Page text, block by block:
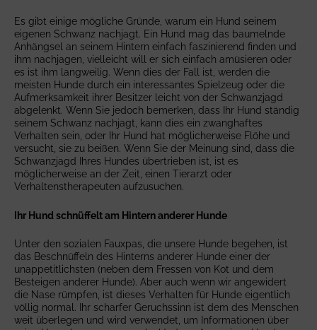
Es gibt einige mögliche Gründe, warum ein Hund seinem
eigenen Schwanz nachjagt. Ein Hund mag das baumelnde
Anhängsel an seinem Hintern einfach faszinierend finden und
ihm nachjagen, vielleicht will er sich einfach amüsieren oder
es ist ihm langweilig. Wenn dies der Fall ist, werden die
meisten Hunde durch ein interessantes Spielzeug oder die
Aufmerksamkeit ihrer Besitzer leicht von der Schwanzjagd
abgelenkt. Wenn Sie jedoch bemerken, dass Ihr Hund ständig
seinem Schwanz nachjagt, kann dies ein zwanghaftes
Verhalten sein, oder Ihr Hund hat möglicherweise Flöhe und
versucht, sie zu beißen. Wenn Sie der Meinung sind, dass die
Schwanzjagd Ihres Hundes übertrieben ist, ist es
möglicherweise an der Zeit, einen Tierarzt oder
Verhaltenstherapeuten aufzusuchen.
Ihr Hund schnüffelt am Hintern anderer Hunde
Unter den sozialen Fauxpas, die unsere Hunde begehen, ist
das Beschnüffeln des Hinterns anderer Hunde einer der
unappetitlichsten (neben dem Fressen von Kot und dem
Besteigen anderer Hunde). Aber auch wenn wir angewidert
die Nase rümpfen, ist dieses Verhalten für Hunde eigentlich
völlig normal. Ihr scharfer Geruchssinn ist dem des Menschen
weit überlegen und wird verwendet, um Informationen über